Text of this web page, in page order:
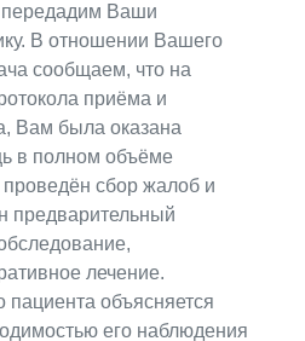
передадим Ваши
В отношении Вашего
сообщаем, что на
приёма и
Вам была оказана
в полном объёме
сбор жалоб и
предварительный
лечение.
пациента объясняется
его наблюдения